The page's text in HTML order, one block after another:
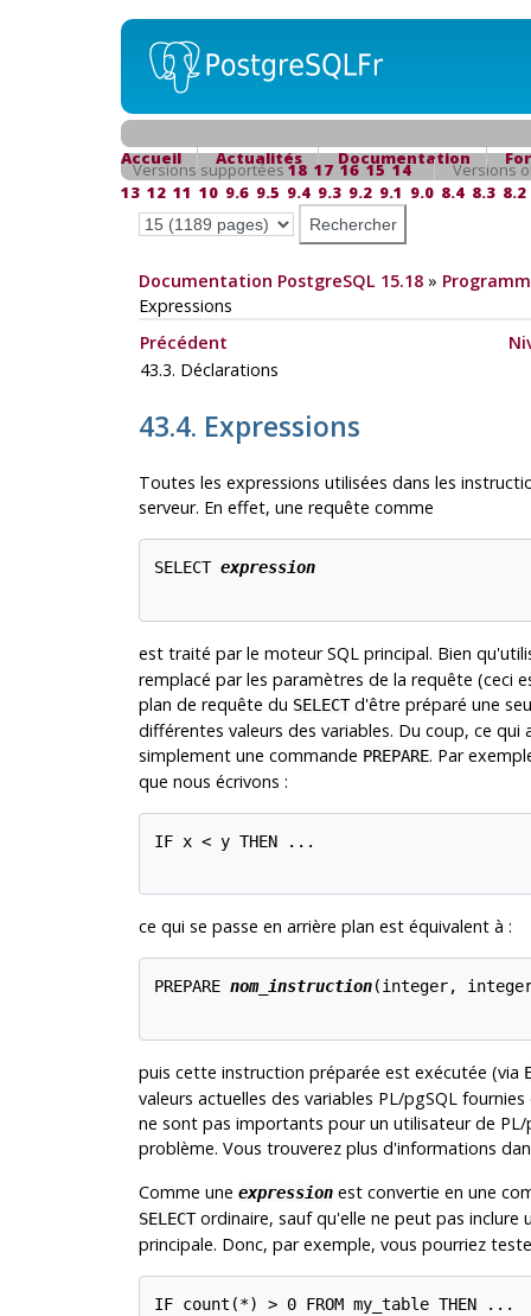
Accueil Actualités Documentation
Versions supportées18 17 16 15 14
Versions
13 12 11 10 9.6 9.5 9.4 9.3 9.2 9.1 9.0 8.4 8.3 8.2
Documentation PostgreSQL 15.18»
Expressions
Précédent
43.3. Déclarations
43.4. Expressions
Toutes les expressions utilisées dans les
serveur. En effet, une requête comme
SELECT expression
est traité par le moteur SQL principal. Bien
remplacé par les paramètres de la requête (ceci
plan de requête du SELECTd'être préparé une
différentes valeurs des variables. Du coup, ce
simplement une commande PREPARE. Par
que nous écrivons :
IF x < y THEN ...
ce qui se passe en arrière plan est équivalent à :
PREPARE nom_instruction(integer,
puis cette instruction préparée est exécutée (via
valeurs actuelles des variables PL/pgSQLfournies
ne sont pas importants pour un utilisateur de PL/
problème. Vous trouverez plus d'informations
Comme une expressionest convertie en une
SELECTordinaire, sauf qu'elle ne peut pas inclure
principale. Donc, par exemple, vous pourriez
IF count(*) > 0 FROM my_table THEN ...